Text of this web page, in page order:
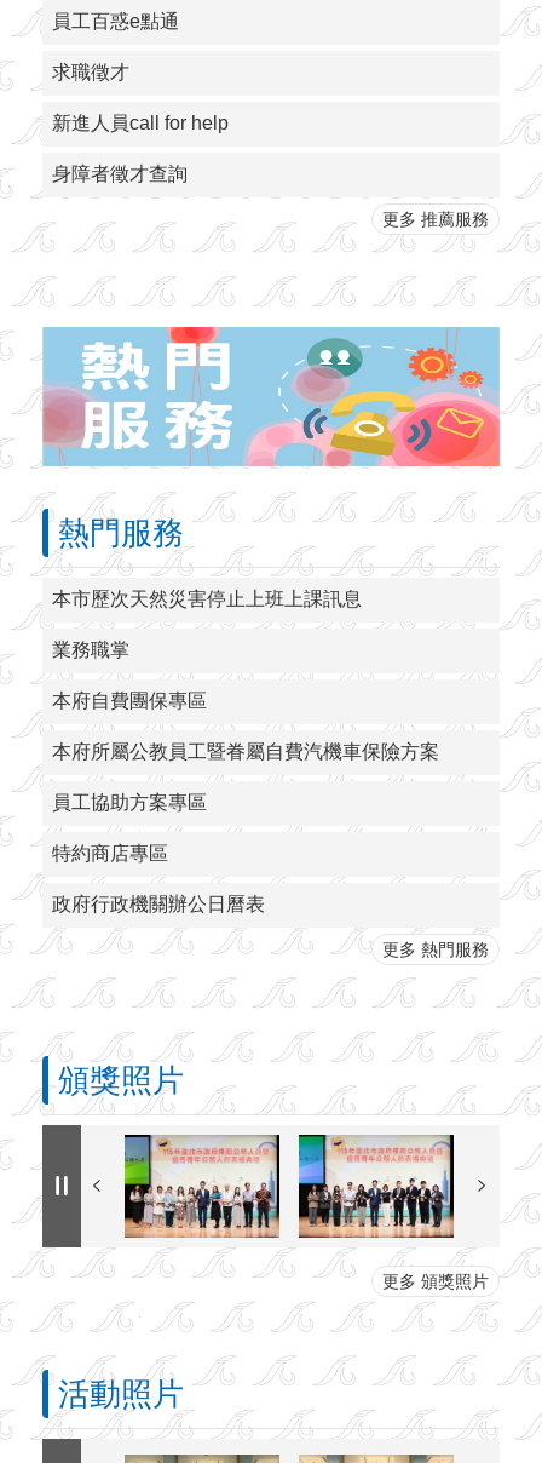
員工百惑e點通
求職徵才
新進人員call for help
身障者徵才查詢
更多 推薦服務
熱門服務
本市歷次天然災害停止上班上課訊息
業務職掌
本府自費團保專區
本府所屬公教員工暨眷屬自費汽機車保險方案
員工協助方案專區
特約商店專區
政府行政機關辦公日曆表
更多 熱門服務
頒獎照片
更多 頒獎照片
活動照片